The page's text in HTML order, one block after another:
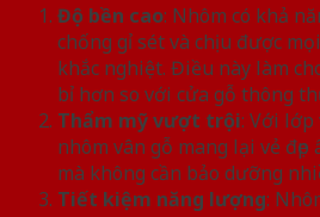
Độ bền cao: Nhôm có khả
chống gỉ sét và chịu được
khắc nghiệt. Điều này làm
bỉ hơn so với cửa gỗ thông
Thẩm mỹ vượt trội: Với lớp
nhôm vân gỗ mang lại vẻ
mà không cần bảo dưỡng
Tiết kiệm năng lượng: